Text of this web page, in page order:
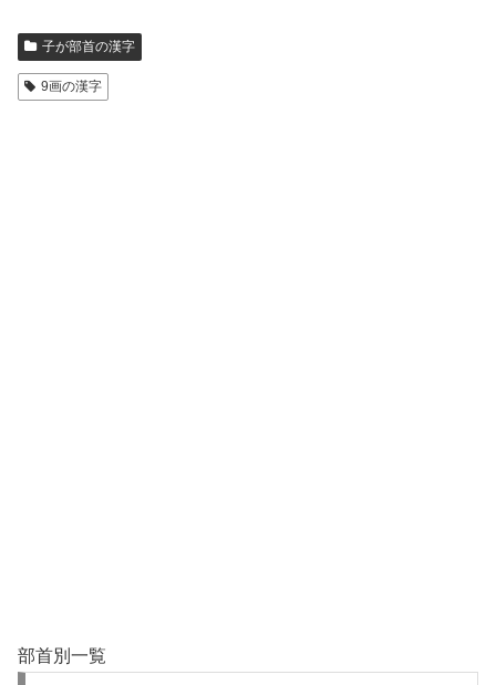
子が部首の漢字
9画の漢字
部首別一覧